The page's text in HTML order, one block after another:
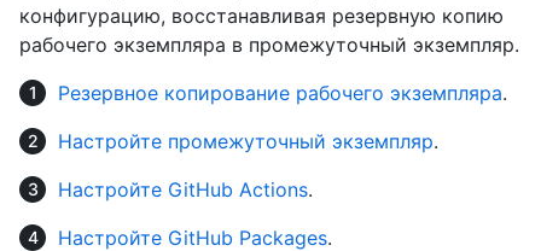
конфигурацию, восстанавливая резервную копию
рабочего экземпляра в промежуточный экземпляр.
Резервное копирование рабочего экземпляра.
Настройте промежуточный экземпляр.
Настройте GitHub Actions.
Настройте GitHub Packages.